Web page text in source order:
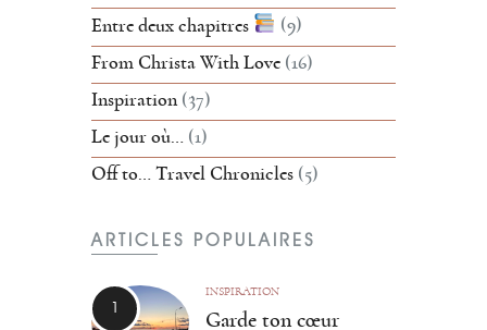
Entre deux chapitres
(9)
From Christa With Love (16)
Inspiration(37)
Le jour où… (1)
Off to… Travel Chronicles (5)
ARTICLES POPULAIRES
INSPIRATION
Garde ton cœur